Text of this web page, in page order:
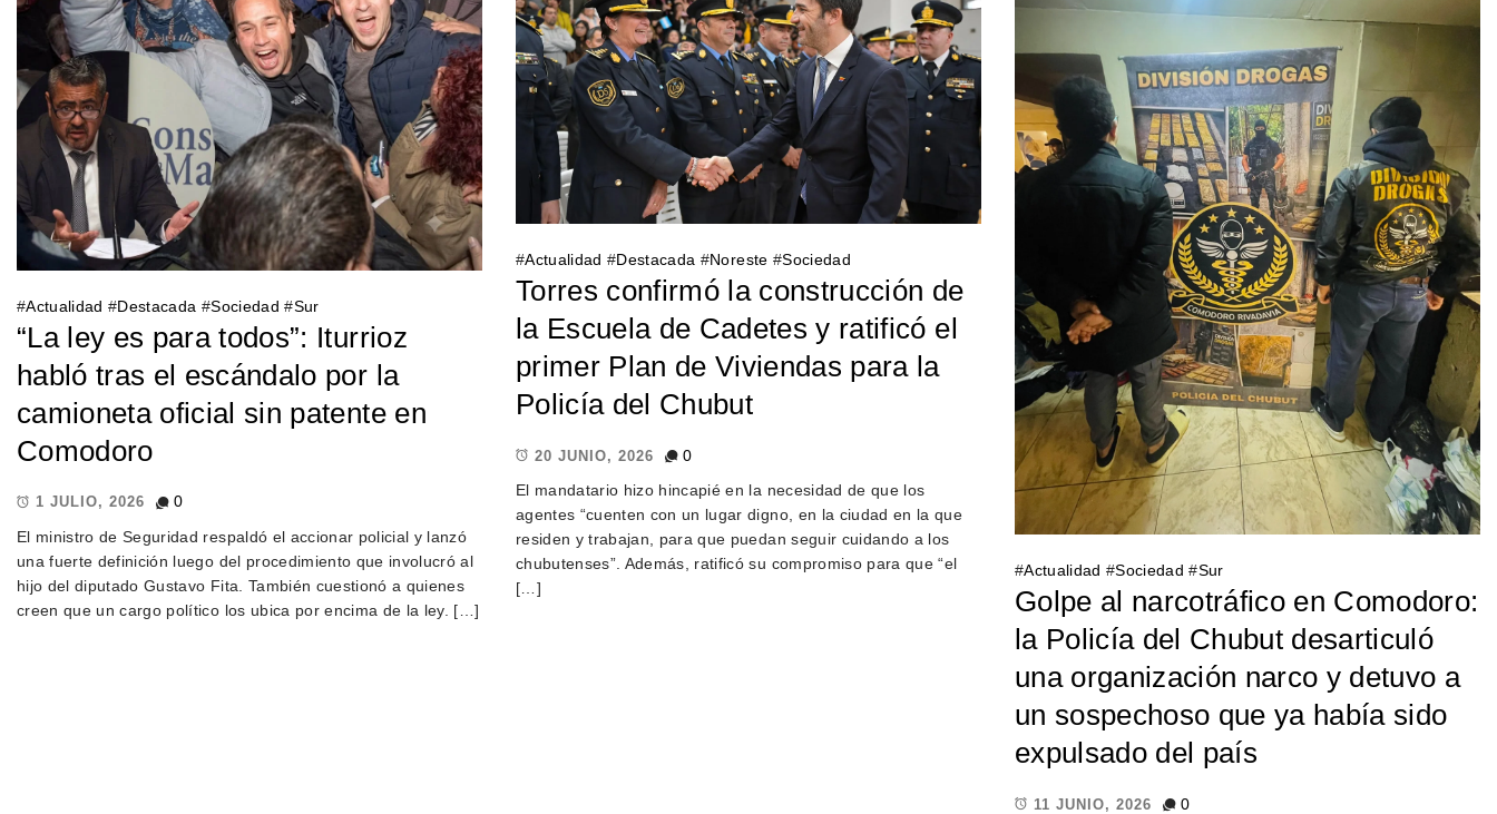
#Actualidad #Destacada #Sociedad #Sur
“La ley es para todos”: Iturrioz
habló tras el escándalo por la
camioneta oficial sin patente en
Comodoro
1 JULIO, 2026
0
El ministro de Seguridad respaldó el accionar policial y lanzó
una fuerte definición luego del procedimiento que involucró al
hijo del diputado Gustavo Fita. También cuestionó a quienes
creen que un cargo político los ubica por encima de la ley. […]
#Actualidad #Destacada #Noreste #Sociedad
Torres confirmó la construcción de
la Escuela de Cadetes y ratificó el
primer Plan de Viviendas para la
Policía del Chubut
20 JUNIO, 2026
0
El mandatario hizo hincapié en la necesidad de que los
agentes “cuenten con un lugar digno, en la ciudad en la que
residen y trabajan, para que puedan seguir cuidando a los
chubutenses”. Además, ratificó su compromiso para que “el
[…]
#Actualidad #Sociedad #Sur
Golpe al narcotráfico en Comodoro:
la Policía del Chubut desarticuló
una organización narco y detuvo a
un sospechoso que ya había sido
expulsado del país
11 JUNIO, 2026
0